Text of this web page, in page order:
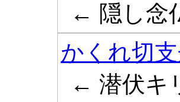
← 隠し念
かくれ切
← 潜伏キ